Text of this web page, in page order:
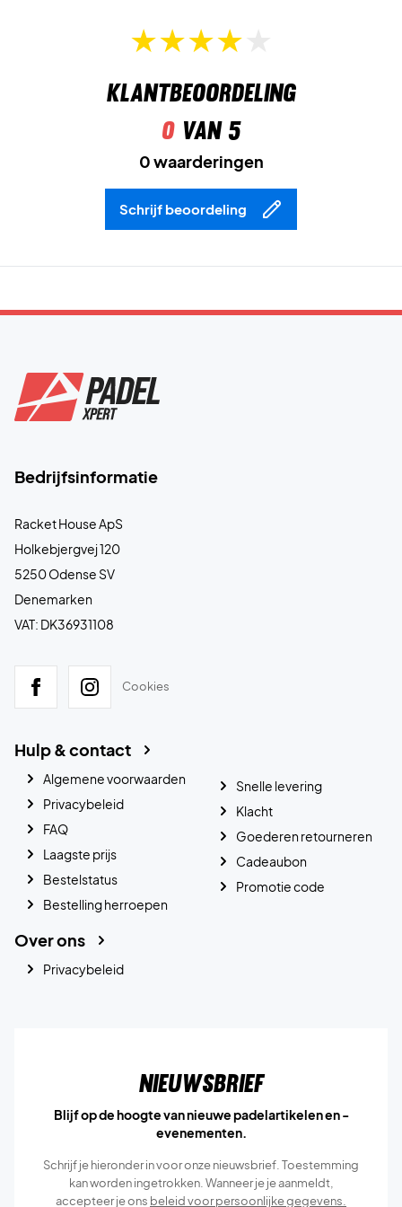
Grey Blue/Pistachio.
Klantbeoordeling
0van 5
0 waarderingen
Schrijf beoordeling
Bedrijfsinformatie
Racket House ApS
Holkebjergvej 120
5250 Odense SV
Denemarken
VAT: DK36931108
Cookies
Hulp & contact
Algemene voorwaarden
Privacybeleid
FAQ
Laagste prijs
Bestelstatus
Bestelling herroepen
Snelle levering
Klacht
Goederen retourneren
Cadeaubon
Promotie code
Over ons
Privacybeleid
Nieuwsbrief
Blijf op de hoogte van nieuwe padelartikelen en -
evenementen.
Schrijf je hieronder in voor onze nieuwsbrief. Toestemming
kan worden ingetrokken. Wanneer je je aanmeldt,
accepteer je ons beleid voor persoonlijke gegevens.